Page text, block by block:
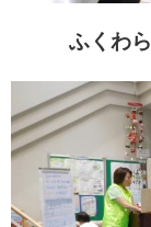
ふくわ